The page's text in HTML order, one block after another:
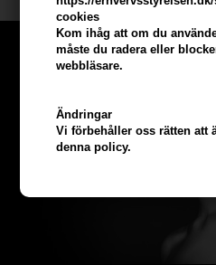
cookies
Kom ihåg att om du
måste du radera eller
webbläsare.
Ändringar
Vi förbehåller oss rätten att
denna policy.